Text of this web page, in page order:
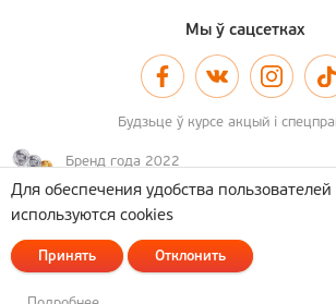
Для обеспечения удобства пользователей
используются cookies
Принять Отклонить
Мы ў сацсетках
Будзьце ў курсе акцый і
Бренд года 2022
© 2011–2026 А-100